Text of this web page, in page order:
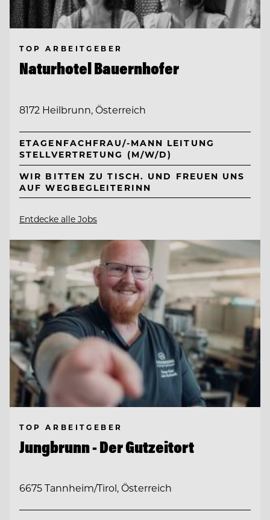
TOP ARBEITGEBER
Naturhotel Bauernhofer
8172 Heilbrunn, Österreich
ETAGENFACHFRAU/-MANN LEITUNG
STELLVERTRETUNG (M/W/D)
WIR BITTEN ZU TISCH. UND FREUEN UNS
AUF WEGBEGLEITERINN
Entdecke alle Jobs
TOP ARBEITGEBER
Jungbrunn - Der Gutzeitort
6675 Tannheim/Tirol, Österreich